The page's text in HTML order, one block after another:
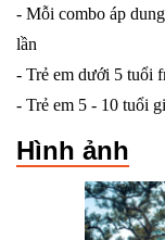
- Mỗi combo áp
lần
- Trẻ em dưới 5 tuổi
- Trẻ em 5 - 10 tuổi
Hình ảnh